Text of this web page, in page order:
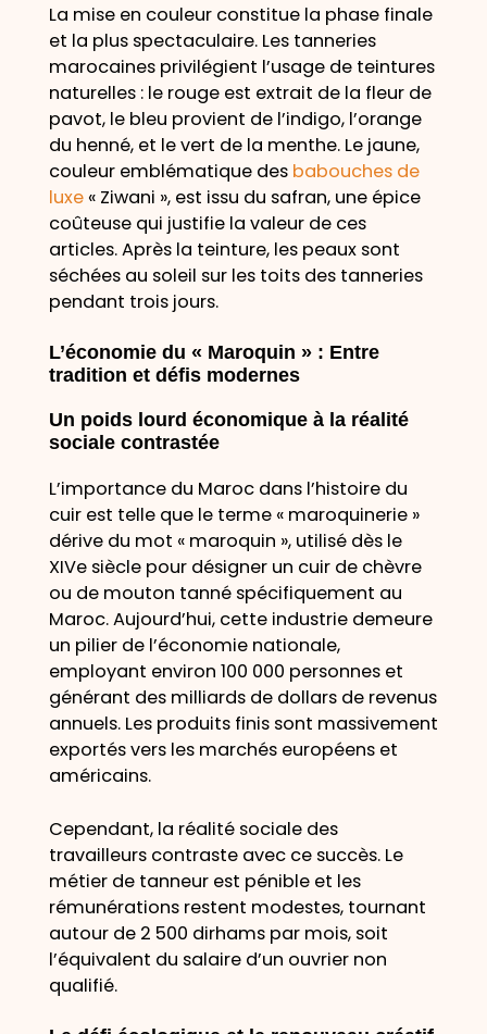
La mise en couleur constitue la phase finale
et la plus spectaculaire. Les tanneries
marocaines privilégient l’usage de teintures
naturelles : le rouge est extrait de la fleur de
pavot, le bleu provient de l’indigo, l’orange
du henné, et le vert de la menthe. Le jaune,
couleur emblématique desbabouches de
luxe« Ziwani », est issu du safran, une épice
coûteuse qui justifie la valeur de ces
articles. Après la teinture, les peaux sont
séchées au soleil sur les toits des tanneries
pendant trois jours.
L’économie du « Maroquin » : Entre
tradition et défis modernes
Un poids lourd économique à la réalité
sociale contrastée
L’importance du Maroc dans l’histoire du
cuir est telle que le terme « maroquinerie »
dérive du mot « maroquin », utilisé dès le
XIVe siècle pour désigner un cuir de chèvre
ou de mouton tanné spécifiquement au
Maroc. Aujourd’hui, cette industrie demeure
un pilier de l’économie nationale,
employant environ 100 000 personnes et
générant des milliards de dollars de revenus
annuels. Les produits finis sont massivement
exportés vers les marchés européens et
américains.
Cependant, la réalité sociale des
travailleurs contraste avec ce succès. Le
métier de tanneur est pénible et les
rémunérations restent modestes, tournant
autour de 2 500 dirhams par mois, soit
l’équivalent du salaire d’un ouvrier non
qualifié.